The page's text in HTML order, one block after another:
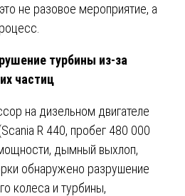
не разовое мероприятие, а
турбины из-за
частиц
на дизельном двигателе
R 440, пробег 480 000
дымный выхлоп,
обнаружено разрушение
колеса и турбины,